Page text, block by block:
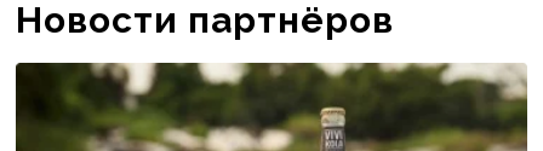
Новости партнёров